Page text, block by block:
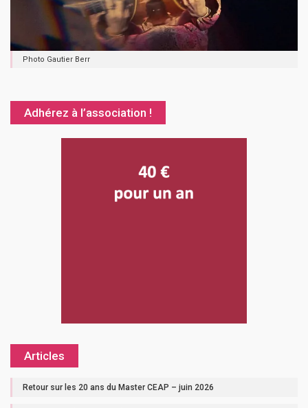
Photo Gautier Berr
Adhérez à l’association !
Articles
Retour sur les 20 ans du Master CEAP – juin 2026